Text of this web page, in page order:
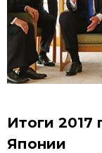
В деталях
Факты о
Итоги 2017
Японии